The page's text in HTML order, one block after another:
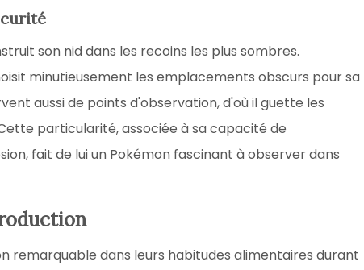
son nid dans les recoins les plus sombres.
minutieusement les emplacements obscurs pour sa
aussi de points d'observation, d'où il guette les
particularité, associée à sa capacité de
fait de lui un Pokémon fascinant à observer dans
remarquable dans leurs habitudes alimentaires durant